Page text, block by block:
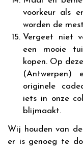
voorkeur als
worden de
Vergeet niet
een mooie
kopen. Op
(Antwerpen)
originele
iets in onze
blijmaakt.
Wij houden van
er is genoeg te